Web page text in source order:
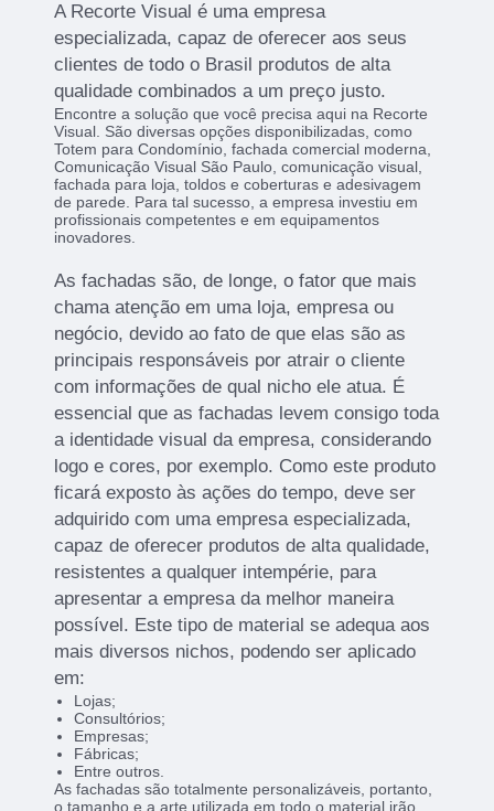
A Recorte Visual é uma empresa
especializada, capaz de oferecer aos seus
clientes de todo o Brasil produtos de alta
qualidade combinados a um preço justo.
Encontre a solução que você precisa aqui na Recorte
Visual. São diversas opções disponibilizadas, como
Totem para Condomínio, fachada comercial moderna,
Comunicação Visual São Paulo, comunicação visual,
fachada para loja, toldos e coberturas e adesivagem
de parede. Para tal sucesso, a empresa investiu em
profissionais competentes e em equipamentos
inovadores.
As fachadas são, de longe, o fator que mais
chama atenção em uma loja, empresa ou
negócio, devido ao fato de que elas são as
principais responsáveis por atrair o cliente
com informações de qual nicho ele atua. É
essencial que as fachadas levem consigo toda
a identidade visual da empresa, considerando
logo e cores, por exemplo. Como este produto
ficará exposto às ações do tempo, deve ser
adquirido com uma empresa especializada,
capaz de oferecer produtos de alta qualidade,
resistentes a qualquer intempérie, para
apresentar a empresa da melhor maneira
possível. Este tipo de material se adequa aos
mais diversos nichos, podendo ser aplicado
em:
Lojas;
Consultórios;
Empresas;
Fábricas;
Entre outros.
As fachadas são totalmente personalizáveis, portanto,
o tamanho e a arte utilizada em todo o material irão